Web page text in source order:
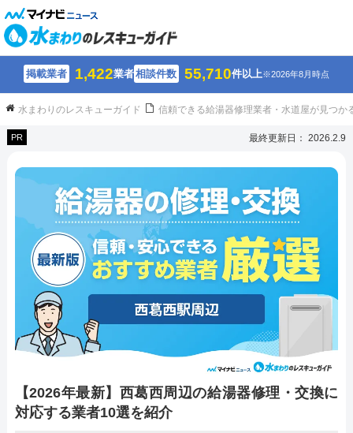
掲載業者 1,422業者相談件数 55,710件以上※2026年8月時点
水まわりのレスキューガイド 信頼できる給湯器修理業者・水道屋が見つか
PR 最終更新日： 2026.2.9
【2026年最新】西葛西周辺の給湯器修理・交換に
対応する業者10選を紹介